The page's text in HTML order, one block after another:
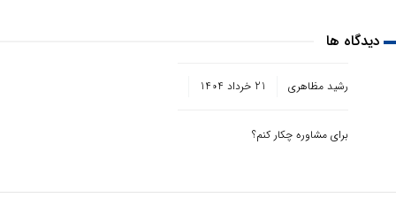
دیدگاه ها
رشید مظاهری 21 خرداد 1404
برای مشاوره چکار کنم؟